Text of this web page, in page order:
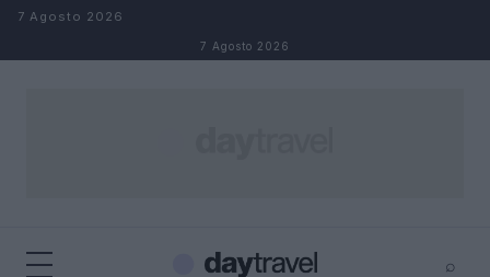
Salta al contenuto
7 Agosto 2026
7 Agosto 2026
⌕